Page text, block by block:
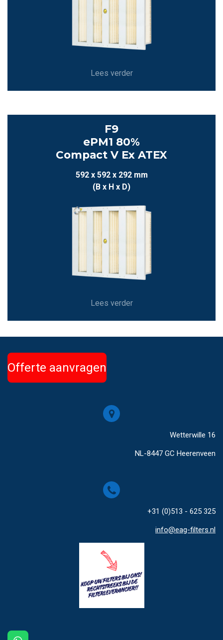
Lees verder
F9
ePM1 80%
Compact V Ex ATEX
592 x 592 x 292 mm
(B x H x D)
Lees verder
Offerte aanvragen
Wetterwille 16
NL-8447 GC Heerenveen
+31 (0)513 - 625 325
info@eag-filters.nl